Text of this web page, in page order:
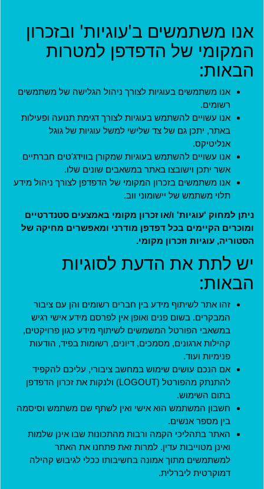
אנו משתמשים ב'עוגיות' ובזכרון
המקומי של הדפדפן למטרות
הבאות:
אנו משתמשים בעוגיות לצורך ניהול הגלישה של משתמשים
רשומים.
אנו עשויים להשתמש בעוגיות לצורך דגימת תנועה ופעילות
באתר, יתכן גם של צד שלישי למשל עוגיות של גוגל
אנליטיקס.
אנו עשויים להשתמש בעוגיות שמקורן בווידג'טים חברתיים
אשר יתכן וישובצו באתר במשאבים שונים שלו.
אנו משתמשים בזכרון המקומי של הדפדפן לצורך ניהול מידע
תלוי משתמש של יישומוני ווב.
ניתן למחוק 'עוגיות' ו/או זכרון מקומי באמצעים סטנדרטיים
ומוכרים הקיימים בכל דפדפן מודרני ומאפשרים מחיקה של
הסטוריה, עוגיות וזכרון מקומי.
יש לתת את הדעת לסוגיות
הבאות:
זהו אתר לשיתוף מידע בין חברים רשומים והן עם ציבור
המבקרים. בשום פנים ואופן אין לפרסם מידע אישי רגיש
במשאבי הפורטל המשמשים לשיתוף מידע כגון פרויקטים,
קהילות ארגונים, מסמכים, דיונים, רשומות בפיד, הודעות
פנימיות ועוד.
אם הנכם עושים שימוש במחשב ציבורי, עליכם להקפיד
להתנתק מהפורטל (LOGOUT) ולנקות את זכרון הדפדפן
בתום השימוש.
חשבון המשתמש הוא אישי ואין לשתף שם משתמש וסיסמה
בין מספר אנשים.
האתר בתהליכי הקמה ורבות מהתכונות שבו אינן שלמות
ואינן מטוייבות עדין. למרות זאת פתחנו את האתר
למשתמשים מתוך אמונה בחשיבותו ככלי לגיבוש קהילה
דמוקרטית ליברלית.
ארגונים
אירועים
יישומון (בטא)
מדיניות
תקנון חברות במועדון
תקנון ארגונים שותפים
תנאי שימוש
מדיניות פרטיות
הצהרת נגישות
ארגונים שותפים
האתר נבנה בהתנדבות על ידי
אנשים ליברליים כמוכם בהובלת:
יצירת קשר